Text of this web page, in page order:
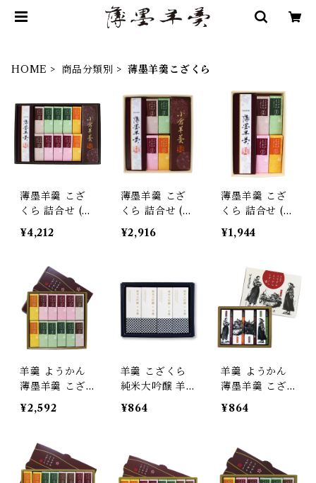
HOME 商品分類別 薄墨羊羹こざくら
薄墨羊羹 こざ
くら 詰合せ (薄
墨羊羹小棹/小
倉羊羹/薄墨羊
本) 和菓子 デザ
ート スイーツ
贈り物 プレゼ
ント ギフト お
土産 お歳暮
¥4,212
薄墨羊羹 こざ
くら 詰合せ (薄
墨羊羹小棹/小
倉羊羹/薄墨羊
ト スイーツ 贈
り物 プレゼン
ト ギフト お土
産 お歳暮
¥2,916
薄墨羊羹 こざ
くら 詰合せ (薄
墨羊羹小棹/薄
墨羊羹こざくら
ザート スイー
ツ 贈り物 プレ
ゼント ギフト
お土産 お歳暮
¥1,944
羊羹 ようかん
薄墨羊羹 こざ
くら 12個入 ひ
とくち 一口 ミ
ート 贈り物 プ
レゼント ギフ
ト
¥2,592
羊羹 こざくら
純米大吟醸 羊
羹 4個入
¥864
羊羹 ようかん
薄墨羊羹 こざ
くら 松山 道後
ヒデキチ コラ
ボ 坊ちゃん マ
ドンナ 道後温
¥864